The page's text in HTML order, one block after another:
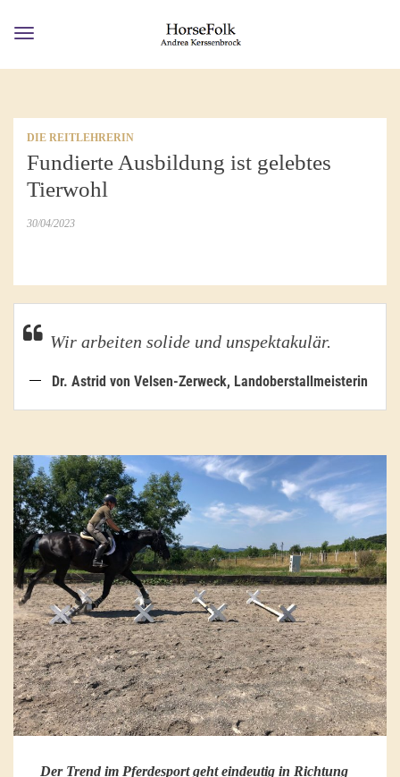
Toggle
DIE REITLEHRERIN
Fundierte Ausbildung ist gelebtes
Tierwohl
30/04/2023
Wir arbeiten solide und unspektakulär.
Dr. Astrid von Velsen-Zerweck, Landoberstallmeisterin
Der Trend im Pferdesport geht eindeutig in Richtung